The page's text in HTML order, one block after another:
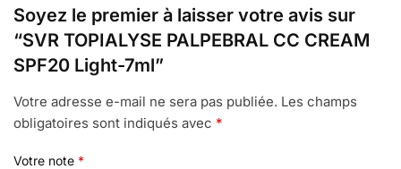
Soyez le premier à laisser votre avis sur
“SVR TOPIALYSE PALPEBRAL CC CREAM
SPF20 Light-7ml”
Votre adresse e-mail ne sera pas publiée. Les champs
obligatoires sont indiqués avec *
Votre note *